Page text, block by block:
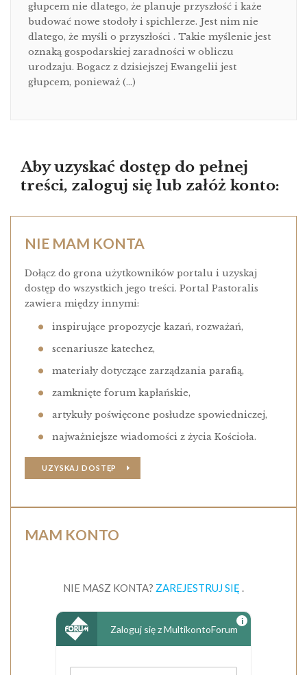
głupcem nie dlatego, że planuje przyszłość i każe
budować nowe stodoły i spichlerze. Jest nim nie
dlatego, że myśli o przyszłości . Takie myślenie jest
oznaką gospodarskiej zaradności w obliczu
urodzaju. Bogacz z dzisiejszej Ewangelii jest
głupcem, ponieważ (…)
Aby uzyskać dostęp do pełnej
treści, zaloguj się lub załóż konto:
NIE MAM KONTA
Dołącz do grona użytkowników portalu i uzyskaj
dostęp do wszystkich jego treści. Portal Pastoralis
zawiera między innymi:
inspirujące propozycje kazań, rozważań,
scenariusze katechez,
materiały dotyczące zarządzania parafią,
zamknięte forum kapłańskie,
artykuły poświęcone posłudze spowiedniczej,
najważniejsze wiadomości z życia Kościoła.
UZYSKAJ DOSTĘP
MAM KONTO